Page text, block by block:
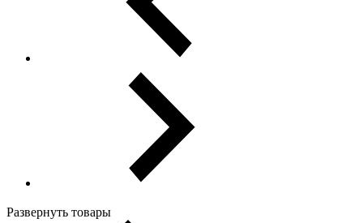
Развернуть товары